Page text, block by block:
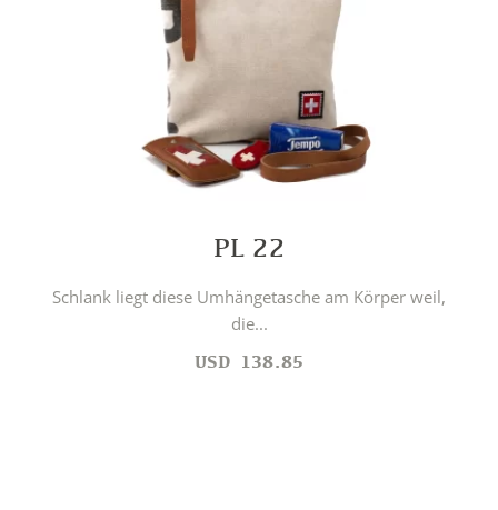
PL 22
Schlank liegt diese Umhängetasche am Körper weil,
die...
USD 138.85